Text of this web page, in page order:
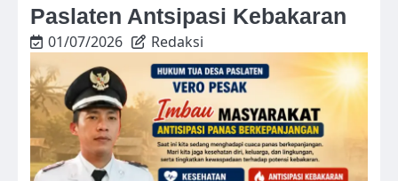
Paslaten Antsipasi Kebakaran
01/07/2026 Redaksi